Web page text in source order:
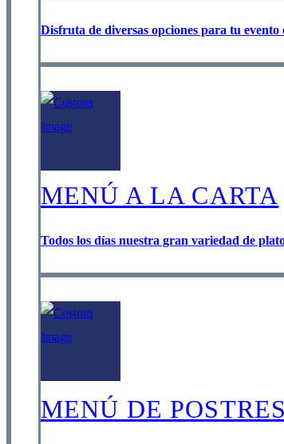
Disfruta de diversas opciones para tu evento
MENÚ A LA CARTA
Todos los días nuestra gran variedad de
MENÚ DE POSTRES